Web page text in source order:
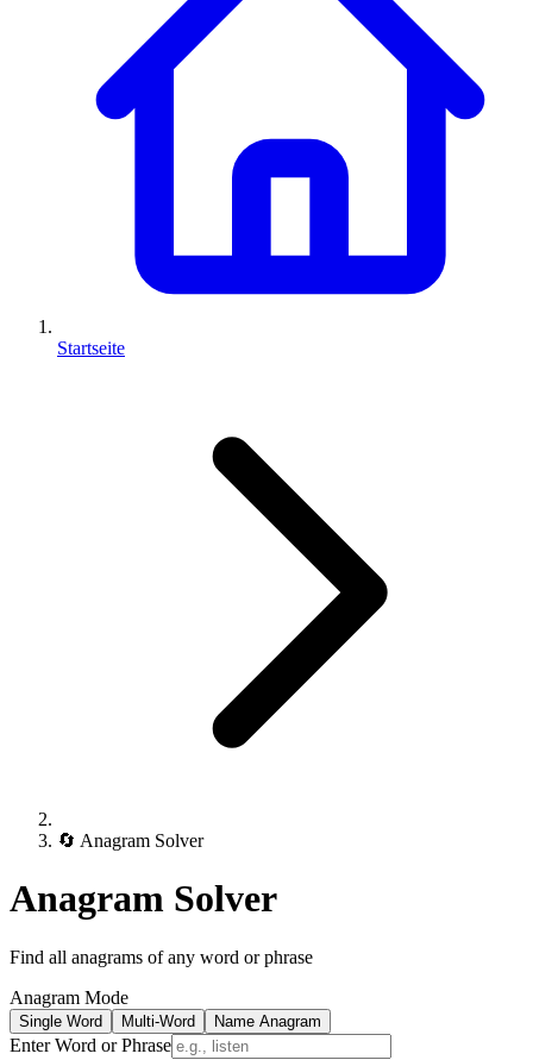
Startseite
🔄 Anagram Solver
Anagram Solver
Find all anagrams of any word or phrase
Anagram Mode
Single Word Multi-Word Name Anagram
Enter Word or Phrase